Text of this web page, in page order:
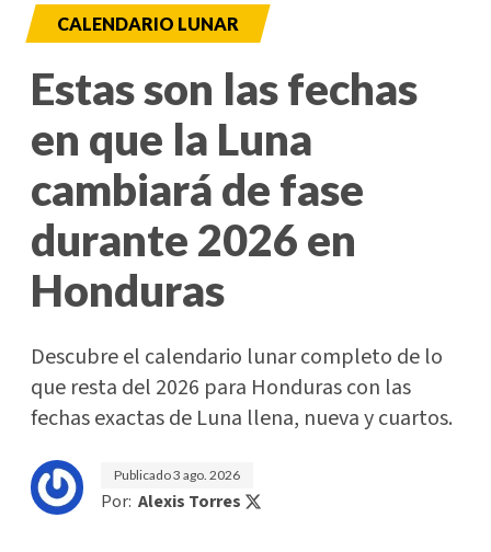
CALENDARIO LUNAR
Estas son las fechas
en que la Luna
cambiará de fase
durante 2026 en
Honduras
Descubre el calendario lunar completo de lo
que resta del 2026 para Honduras con las
fechas exactas de Luna llena, nueva y cuartos.
Publicado3 ago. 2026
Por: Alexis Torres